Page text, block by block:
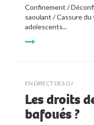
Confinement /
saoulant / Cassure
adolescents...
EN DIRECT DES OJ
Les droits
bafoués ?